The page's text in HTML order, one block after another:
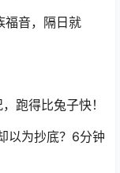
福音，隔日就
跑得比兔子快！
以为抄底？6分钟